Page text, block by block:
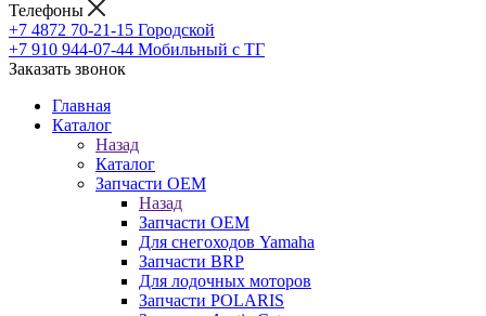
Телефоны
+7 4872 70-21-15 Городской
+7 910 944-07-44 Мобильный с ТГ
Заказать звонок
Главная
Каталог
Назад
Каталог
Запчасти OEM
Назад
Запчасти OEM
Для снегоходов Yamaha
Запчасти BRP
Для лодочных моторов
Запчасти POLARIS